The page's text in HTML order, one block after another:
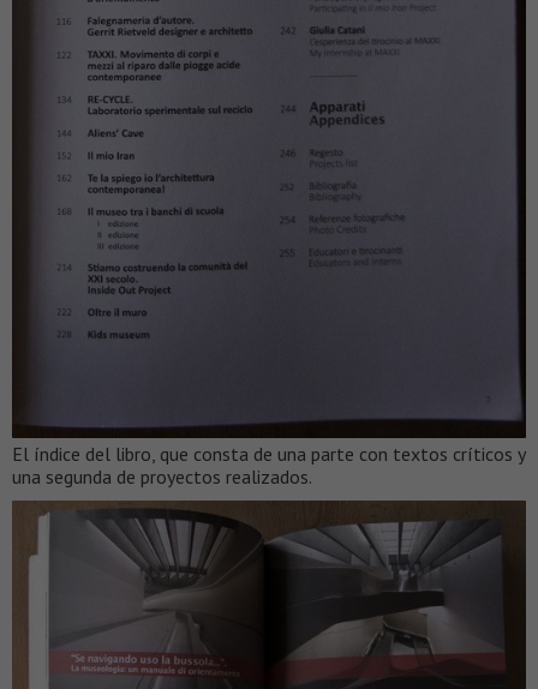
El índice del libro, que consta de una parte con textos críticos y
una segunda de proyectos realizados.